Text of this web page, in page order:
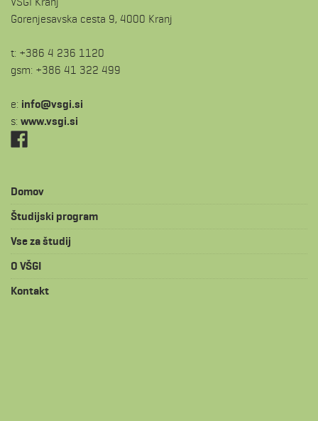
Gorenjesavska cesta 9, 4000 Kranj
t: +386 4 236 1120
gsm: +386 41 322 499
e: is.igsv@ofni
s: www.vsgi.si
Domov
Študijski program
Vse za študij
O VŠGI
Kontakt